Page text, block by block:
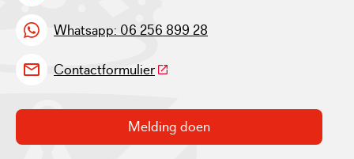
Whatsapp: 06 256 899 28
Contactformulier(Deze link gaat naar een externe
Melding doen